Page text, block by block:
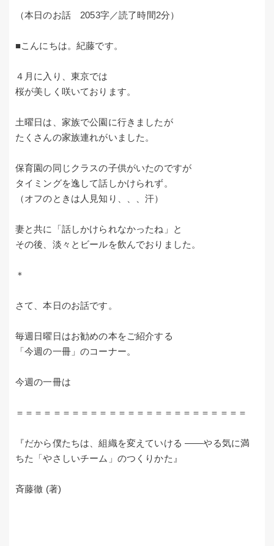
（本日のお話 2053字／読了時間2分）
■こんにちは。紀藤です。
４月に入り、東京では
桜が美しく咲いております。
土曜日は、家族で公園に行きましたが
たくさんの家族連れがいました。
保育園の同じクラスの子供がいたのですが
タイミングを逸して話しかけられず。
（オフのときは人見知り、、、汗）
妻と共に「話しかけられなかったね」と
その後、淡々とビールを飲んでおりました。
＊
さて、本日のお話です。
毎週日曜日はお勧めの本をご紹介する
「今週の一冊」のコーナー。
今週の一冊は
＝＝＝＝＝＝＝＝＝＝＝＝＝＝＝＝＝＝＝＝＝＝＝＝＝
『だから僕たちは、組織を変えていける ――やる気に満
ちた「やさしいチーム」のつくりかた』
斉藤徹 (著)